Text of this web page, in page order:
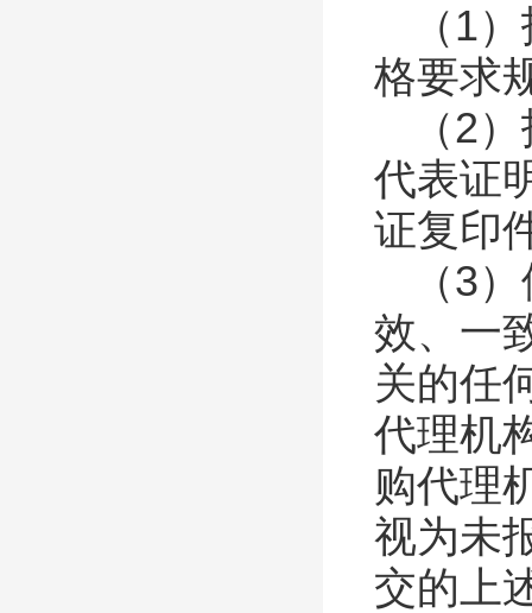
（1
格要求
（2
代表证
证复印
（3
效、一
关的任
代理机
购代理
视为未
交的上